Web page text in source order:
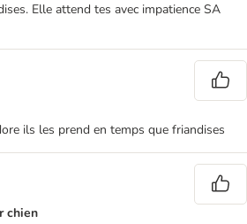
Elle attend tes avec impatience SA
ils les prend en temps que friandises
chien